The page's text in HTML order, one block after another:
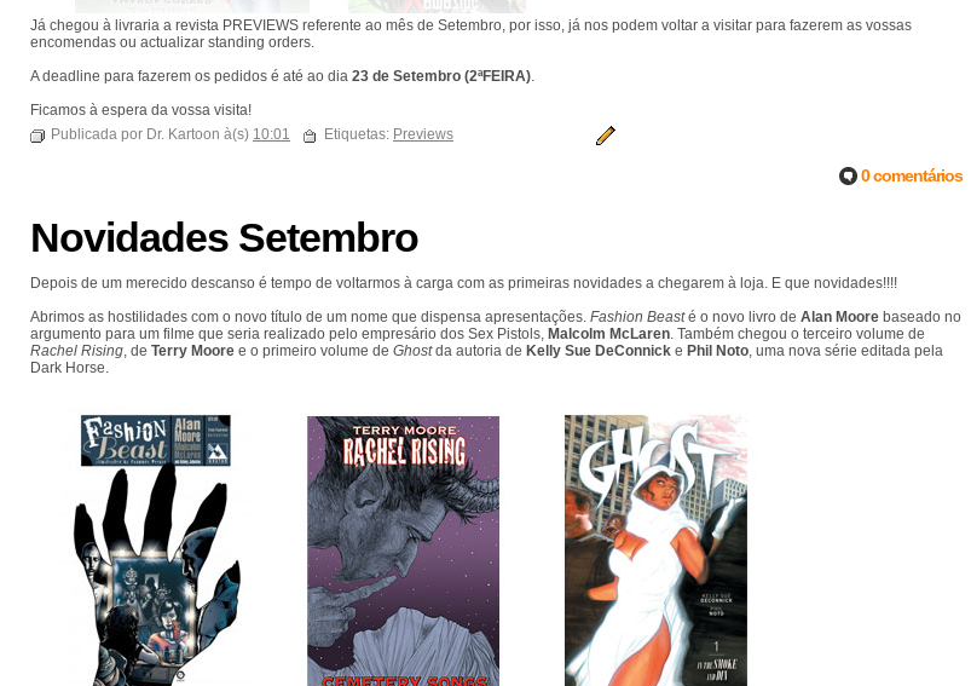
Já chegou à livraria a revista PREVIEWS referente ao mês de Setembro, por isso, já nos podem voltar a visitar para fazerem as vossas
encomendas ou actualizar standing orders.
A deadline para fazerem os pedidos é até ao dia 23 de Setembro (2ªFEIRA).
Ficamos à espera da vossa visita!
Publicada por Dr. Kartoon à(s) 10:01 Etiquetas: Previews
0 comentários
Novidades Setembro
Depois de um merecido descanso é tempo de voltarmos à carga com as primeiras novidades a chegarem à loja. E que novidades!!!!
Abrimos as hostilidades com o novo título de um nome que dispensa apresentações. Fashion Beasté o novo livro de Alan Moore baseado no
argumento para um filme que seria realizado pelo empresário dos Sex Pistols, Malcolm McLaren. Também chegou o terceiro volume de
Rachel Rising, de Terry Moore e o primeiro volume de Ghostda autoria de Kelly Sue DeConnick e Phil Noto, uma nova série editada pela
Dark Horse.